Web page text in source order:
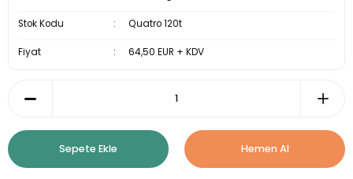
Stok Kodu Quatro 120t
Fiyat 64,50 EUR + KDV
Sepete Ekle Hemen Al